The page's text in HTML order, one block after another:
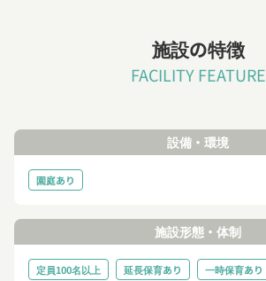
施設の特徴
FACILITY FEATURE
設備・環境
園庭あり
施設形態・体制
定員100名以上 延長保育あり 一時保育あり